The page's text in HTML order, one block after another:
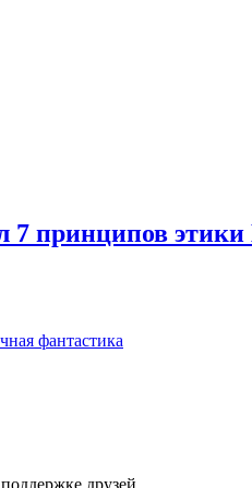
7 принципов
фантастика
друзей